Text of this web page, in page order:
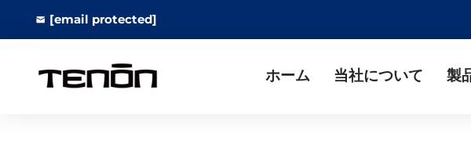
[email protected]
ホーム 当社について 製